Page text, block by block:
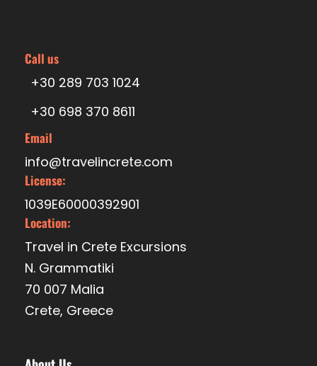
Call us
+30 289 703 1024
+30 698 370 8611
Email
info@travelincrete.com
License:
1039E60000392901
Location:
Travel in Crete Excursions
N. Grammatiki
70 007 Malia
Crete, Greece